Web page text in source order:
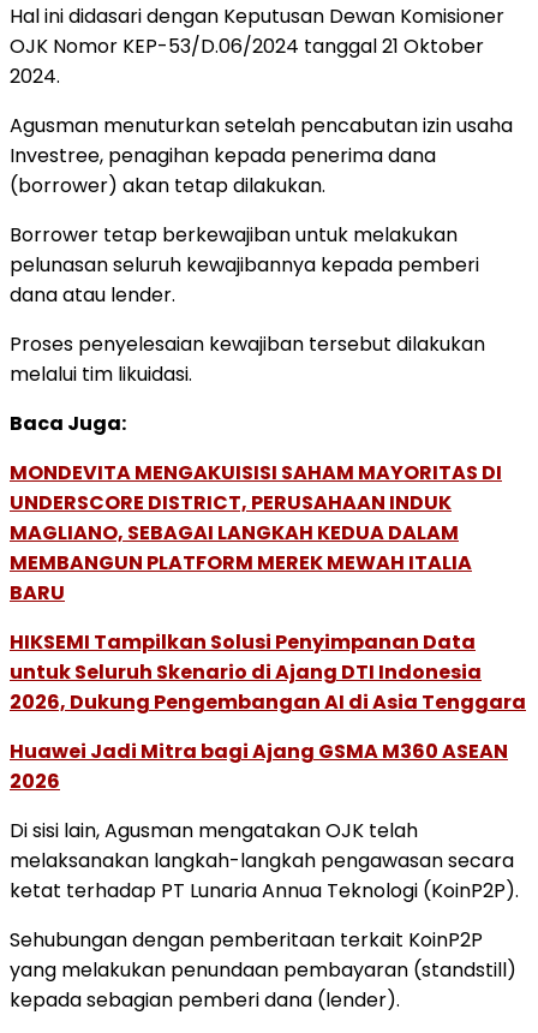
Hal ini didasari dengan Keputusan Dewan Komisioner
OJK Nomor KEP-53/D.06/2024 tanggal 21 Oktober
2024.
Agusman menuturkan setelah pencabutan izin usaha
Investree, penagihan kepada penerima dana
(borrower) akan tetap dilakukan.
Borrower tetap berkewajiban untuk melakukan
pelunasan seluruh kewajibannya kepada pemberi
dana atau lender.
Proses penyelesaian kewajiban tersebut dilakukan
melalui tim likuidasi.
Baca Juga:
MONDEVITA MENGAKUISISI SAHAM MAYORITAS DI
UNDERSCORE DISTRICT, PERUSAHAAN INDUK
MAGLIANO, SEBAGAI LANGKAH KEDUA DALAM
MEMBANGUN PLATFORM MEREK MEWAH ITALIA
BARU
HIKSEMI Tampilkan Solusi Penyimpanan Data
untuk Seluruh Skenario di Ajang DTI Indonesia
2026, Dukung Pengembangan AI di Asia Tenggara
Huawei Jadi Mitra bagi Ajang GSMA M360 ASEAN
2026
Di sisi lain, Agusman mengatakan OJK telah
melaksanakan langkah-langkah pengawasan secara
ketat terhadap PT Lunaria Annua Teknologi (KoinP2P).
Sehubungan dengan pemberitaan terkait KoinP2P
yang melakukan penundaan pembayaran (standstill)
kepada sebagian pemberi dana (lender).